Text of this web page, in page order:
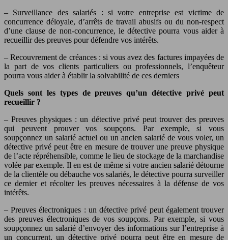
– Surveillance des salariés : si votre entreprise est victime de
concurrence déloyale, d’arrêts de travail abusifs ou du non-respect
d’une clause de non-concurrence, le détective pourra vous aider à
recueillir des preuves pour défendre vos intérêts.
– Recouvrement de créances : si vous avez des factures impayées de
la part de vos clients particuliers ou professionnels, l’enquêteur
pourra vous aider à établir la solvabilité de ces derniers
Quels sont les types de preuves qu’un détective privé peut
recueillir ?
– Preuves physiques : un détective privé peut trouver des preuves
qui peuvent prouver vos soupçons. Par exemple, si vous
soupçonnez un salarié actuel ou un ancien salarié de vous voler, un
détective privé peut être en mesure de trouver une preuve physique
de l’acte répréhensible, comme le lieu de stockage de la marchandise
volée par exemple. Il en est de même si votre ancien salarié détourne
de la clientèle ou débauche vos salariés, le détective pourra surveiller
ce dernier et récolter les preuves nécessaires à la défense de vos
intérêts.
– Preuves électroniques : un détective privé peut également trouver
des preuves électroniques de vos soupçons. Par exemple, si vous
soupçonnez un salarié d’envoyer des informations sur l’entreprise à
un concurrent, un détective privé pourra peut être en mesure de